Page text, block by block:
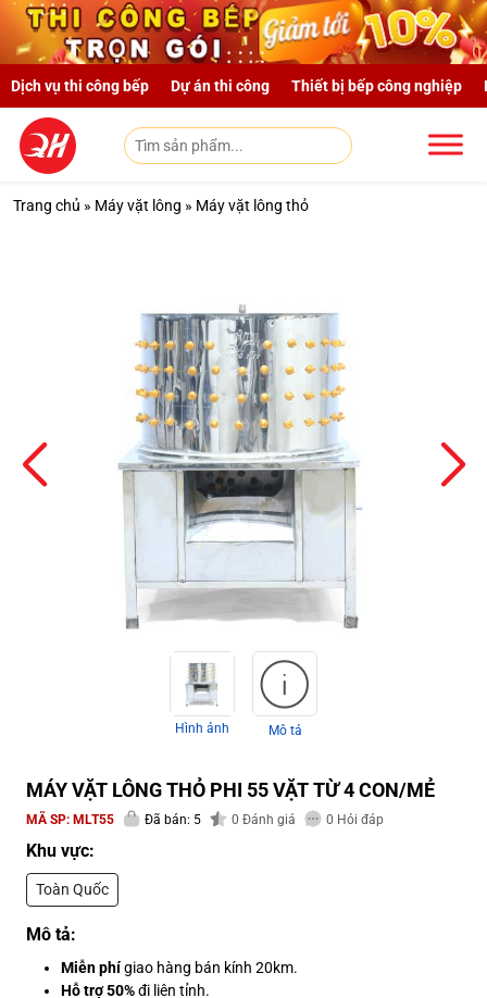
Skip to main content
Dịch vụ thi công bếp Dự án thi công Thiết bị bếp công nghiệp
Trang chủ » Máy vặt lông » Máy vặt lông thỏ
Hình ảnh Mô tả
MÁY VẶT LÔNG THỎ PHI 55 VẶT TỪ 4 CON/MẺ
MÃ SP: MLT55 Đã bán: 5 0 Đánh giá 0 Hỏi đáp
Khu vực:
Toàn Quốc
Mô tả:
Miễn phígiao hàng bán kính 20km.
Hỗ trợ 50%đi liên tỉnh.